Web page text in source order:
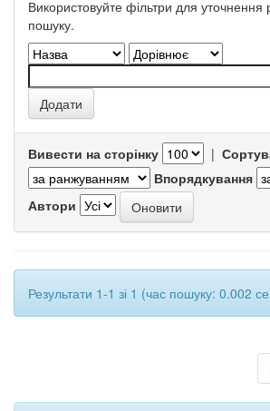
Використовуйте фільтри для уточнення
пошуку.
Вивести на сторінку |
Впорядкування
Автори
Результати 1-1 зі 1 (час пошуку: 0.002